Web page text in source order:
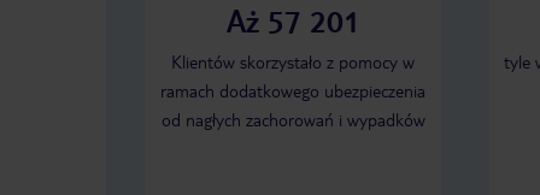
Aż 57 201
Klientów skorzystało z pomocy w
ramach dodatkowego ubezpieczenia
od nagłych zachorowań i wypadków
tyle